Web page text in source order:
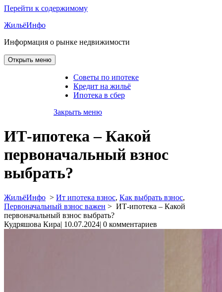
Перейти к содержимому
ЖильёИнфо
Информация о рынке недвижимости
Открыть меню
Советы по ипотеке
Кредит на жильё
Ипотека в сбер
Закрыть меню
ИТ-ипотека – Какой
первоначальный взнос
выбрать?
ЖильёИнфо > Ит ипотека взнос, Как выбрать взнос,
Первоначальный взнос важен > ИТ-ипотека – Какой
первоначальный взнос выбрать?
Кудряшова Кира| 10.07.2024| 0 комментариев